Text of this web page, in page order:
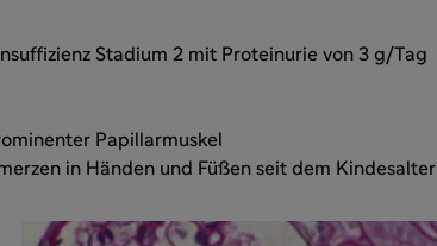
Stadium 2 mit Proteinurie von 3 g/Tag
Papillarmuskel
in Händen und Füßen seit dem Kindesalter